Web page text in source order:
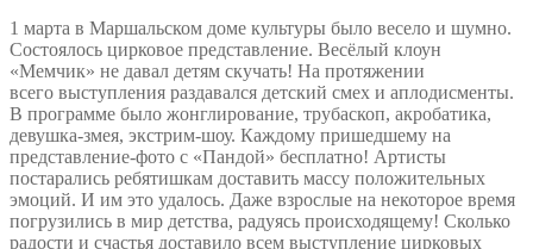
1 марта в Маршальском доме культуры было весело и шумно.
Состоялось цирковое представление. Весёлый клоун
«Мемчик» не давал детям скучать! На протяжении
всего выступления раздавался детский смех и аплодисменты.
В программе было жонглирование, трубаскоп, акробатика,
девушка-змея, экстрим-шоу. Каждому пришедшему на
представление-фото с «Пандой» бесплатно! Артисты
постарались ребятишкам доставить массу положительных
эмоций. И им это удалось. Даже взрослые на некоторое время
погрузились в мир детства, радуясь происходящему! Сколько
радости и счастья доставило всем выступление цирковых